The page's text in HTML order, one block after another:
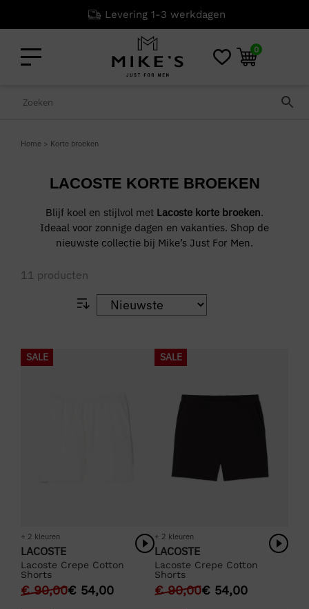
Niet goed? Geld terug!
0
Home > Korte broeken
LACOSTE KORTE BROEKEN
Blijf koel en stijlvol met Lacoste korte broeken.
Ideaal voor zonnige dagen en vakanties. Shop de
nieuwste collectie bij Mike’s Just For Men.
11 producten
SALE
+ 2 kleuren
LACOSTE
Lacoste Crepe Cotton
Shorts
€90,00€ 54,00
SALE
+ 2 kleuren
LACOSTE
Lacoste Crepe Cotton
Shorts
€90,00€ 54,00